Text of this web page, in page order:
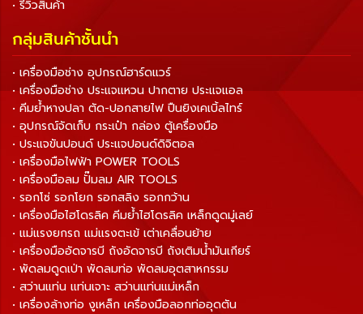
• รีวิวสินค้า
กลุ่มสินค้าชั้นนำ
• เครื่องมือช่าง อุปกรณ์ฮาร์ดแวร์
• เครื่องมือช่าง ประแจแหวน ปากตาย ประแจแอล
• คีมย้ำหางปลา ตัด-ปอกสายไฟ ปืนยิงเคเบิ้ลไทร์
• อุปกรณ์จัดเก็บ กระเป๋า กล่อง ตู้เครื่องมือ
• ประแจขันปอนด์ ประแจปอนด์ดิจิตอล
• เครื่องมือไฟฟ้า POWER TOOLS
• เครื่องมือลม ปั๊มลม AIR TOOLS
• รอกโซ่ รอกโยก รอกสลิง รอกกว้าน
• เครื่องมือไฮโดรลิค คีมย้ำไฮโดรลิค เหล็กดูดมู่เลย์
• แม่แรงยกรถ แม่แรงตะเข้ เต่าเคลื่อนย้าย
• เครื่องมืออัดจารบี ถังอัดจารบี ถังเติมน้ำมันเกียร์
• พัดลมดูดเป่า พัดลมท่อ พัดลมอุตสาหกรรม
• สว่านแท่น แท่นเจาะ สว่านแท่นแม่เหล็ก
• เครื่องล้างท่อ งูเหล็ก เครื่องมือลอกท่ออุดตัน